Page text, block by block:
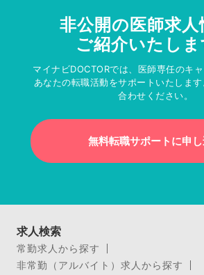
非公開の医師求人
ご紹介いたしま
マイナビDOCTORでは、医師専任のキ
あなたの転職活動をサポートいたしま
合わせください。
無料転職サポートに申
求人検索
常勤求人から探す
非常勤（アルバイト）求人から探す